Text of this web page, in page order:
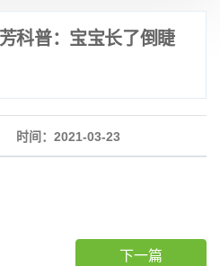
科普：宝宝长了倒睫
时间：2021-03-23
下一篇